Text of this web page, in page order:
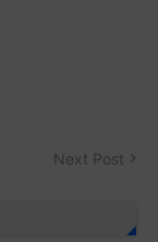
Next Post